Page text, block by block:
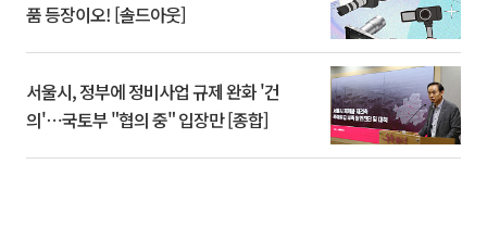
품 등장이오! [솔드아웃]
서울시, 정부에 정비사업 규제 완화 '건
의'⋯국토부 "협의 중" 입장만 [종합]